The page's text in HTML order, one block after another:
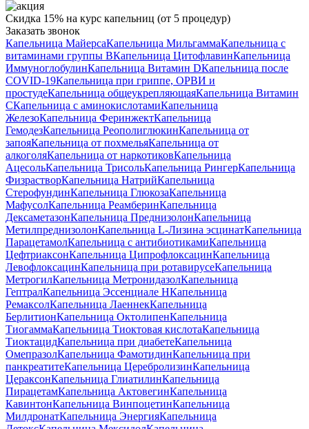
Скидка 15% на курс капельниц (от 5 процедур)
Заказать звонок
Капельница МайерсаКапельница МильгаммаКапельница с
витаминами группы BКапельница ЦитофлавинКапельница
ИммуноглобулинКапельница Витамин DКапельница после
COVID-19Капельница при гриппе, ОРВИ и
простудеКапельница общеукрепляющаяКапельница Витамин
CКапельница с аминокислотамиКапельница
ЖелезоКапельница ФеринжектКапельница
ГемодезКапельница РеополиглюкинКапельница от
запояКапельница от похмельяКапельница от
алкоголяКапельница от наркотиковКапельница
АцесольКапельница ТрисольКапельница РингерКапельница
ФизрастворКапельница НатрийКапельница
СтерофундинКапельница ГлюкозаКапельница
МафусолКапельница РеамберинКапельница
ДексаметазонКапельница ПреднизолонКапельница
МетилпреднизолонКапельница L-Лизина эсцинатКапельница
ПарацетамолКапельница с антибиотикамиКапельница
ЦефтриаксонКапельница ЦипрофлоксацинКапельница
ЛевофлоксацинКапельница при ротавирусеКапельница
МетрогилКапельница МетронидазолКапельница
ГептралКапельница Эссенциале НКапельница
РемаксолКапельница ЛаеннекКапельница
БерлитионКапельница ОктолипенКапельница
ТиогаммаКапельница Тиоктовая кислотаКапельница
ТиоктацидКапельница при диабетеКапельница
ОмепразолКапельница ФамотидинКапельница при
панкреатитеКапельница ЦеребролизинКапельница
ЦераксонКапельница ГлиатилинКапельница
ПирацетамКапельница АктовегинКапельница
КавинтонКапельница ВинпоцетинКапельница
МилдронатКапельница ЭнергияКапельница